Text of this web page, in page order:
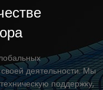
деятельности. Мы
поддержку,